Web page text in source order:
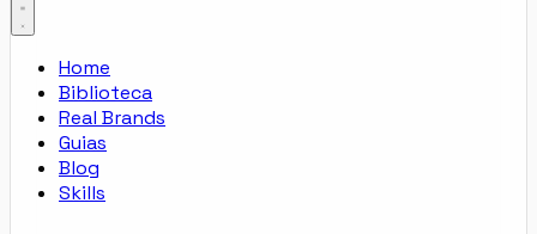
Home
Biblioteca
Real Brands
Guias
Blog
Skills